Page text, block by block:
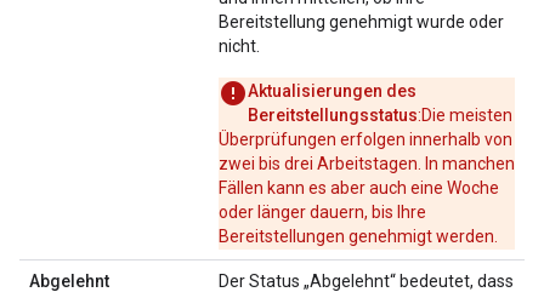
Bereitstellung genehmigt wurde oder
nicht.
Aktualisierungen des
Bereitstellungsstatus:Die meisten
Überprüfungen erfolgen innerhalb von
zwei bis drei Arbeitstagen. In manchen
Fällen kann es aber auch eine Woche
oder länger dauern, bis Ihre
Bereitstellungen genehmigt werden.
Abgelehnt
Der Status „Abgelehnt“ bedeutet, dass